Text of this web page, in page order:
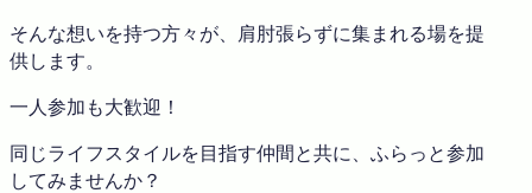
そんな想いを持つ方々が、肩肘張らずに集まれる場を提
供します。
一人参加も大歓迎！
同じライフスタイルを目指す仲間と共に、ふらっと参加
してみませんか？